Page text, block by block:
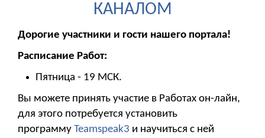
КАНАЛОМ
Дорогие участники и гости нашего портала!
Расписание Работ:
Пятница - 19 МСК.
Вы можете принять участие в Работах он-лайн,
для этого потребуется установить
программу Teamspeak3 и научиться с ней